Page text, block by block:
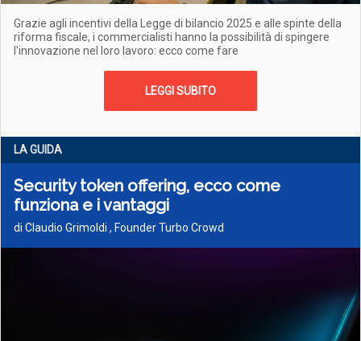
Grazie agli incentivi della Legge di bilancio 2025 e alle spinte della
riforma fiscale, i commercialisti hanno la possibilità di spingere
l'innovazione nel loro lavoro: ecco come fare
LEGGI SUBITO
LA GUIDA
Security token offering, ecco come
funziona e i vantaggi
di Claudio Grimoldi , Founder Turbo Crowd